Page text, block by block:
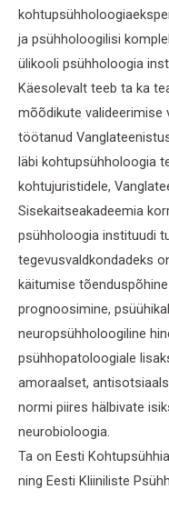
ja psühholoogilisi
ülikooli psühholoogia
Käesolevalt teeb ta ka
mõõdikute valideerimise
töötanud
läbi kohtupsühholoogia
kohtujuristidele,
Sisekaitseakadeemia
psühholoogia instituudi
tegevusvaldkondadeks
käitumise
prognoosimine,
neuropsühholoogiline
psühhopatoloogiale
amoraalset,
normi piires hälbivate
neurobioloogia.
Ta on Eesti
ning Eesti Kliiniliste